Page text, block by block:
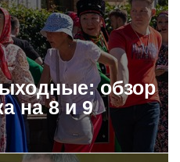
обзор
на 8 и 9